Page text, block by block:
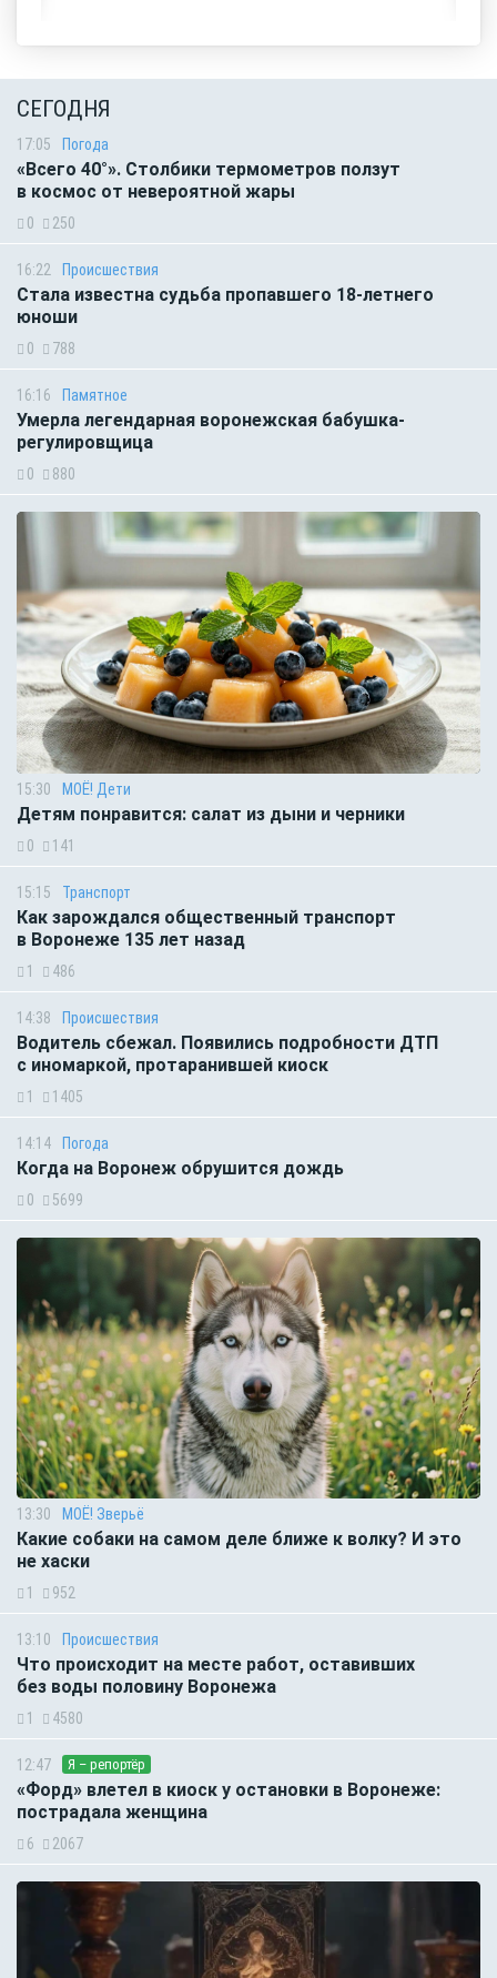
СЕГОДНЯ
17:05 Погода
«Всего 40°». Столбики термометров ползут
в космос от невероятной жары
0 250
16:22 Происшествия
Стала известна судьба пропавшего 18-летнего
юноши
0 788
16:16 Памятное
Умерла легендарная воронежская бабушка-
регулировщица
0 880
15:30 МОЁ! Дети
Детям понравится: салат из дыни и черники
0 141
15:15 Транспорт
Как зарождался общественный транспорт
в Воронеже 135 лет назад
1 486
14:38 Происшествия
Водитель сбежал. Появились подробности ДТП
с иномаркой, протаранившей киоск
1 1405
14:14 Погода
Когда на Воронеж обрушится дождь
0 5699
13:30 МОЁ! Зверьё
Какие собаки на самом деле ближе к волку? И это
не хаски
1 952
13:10 Происшествия
Что происходит на месте работ, оставивших
без воды половину Воронежа
1 4580
12:47 Я – репортёр
«Форд» влетел в киоск у остановки в Воронеже:
пострадала женщина
6 2067